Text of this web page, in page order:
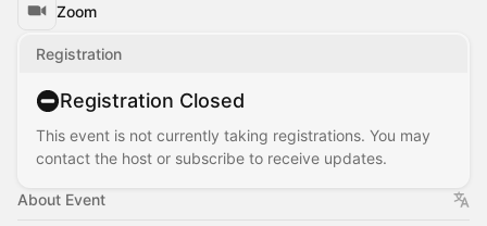
Zoom
Registration
Registration Closed
This event is not currently taking registrations. You may
contact the host or subscribe to receive updates.
About Event